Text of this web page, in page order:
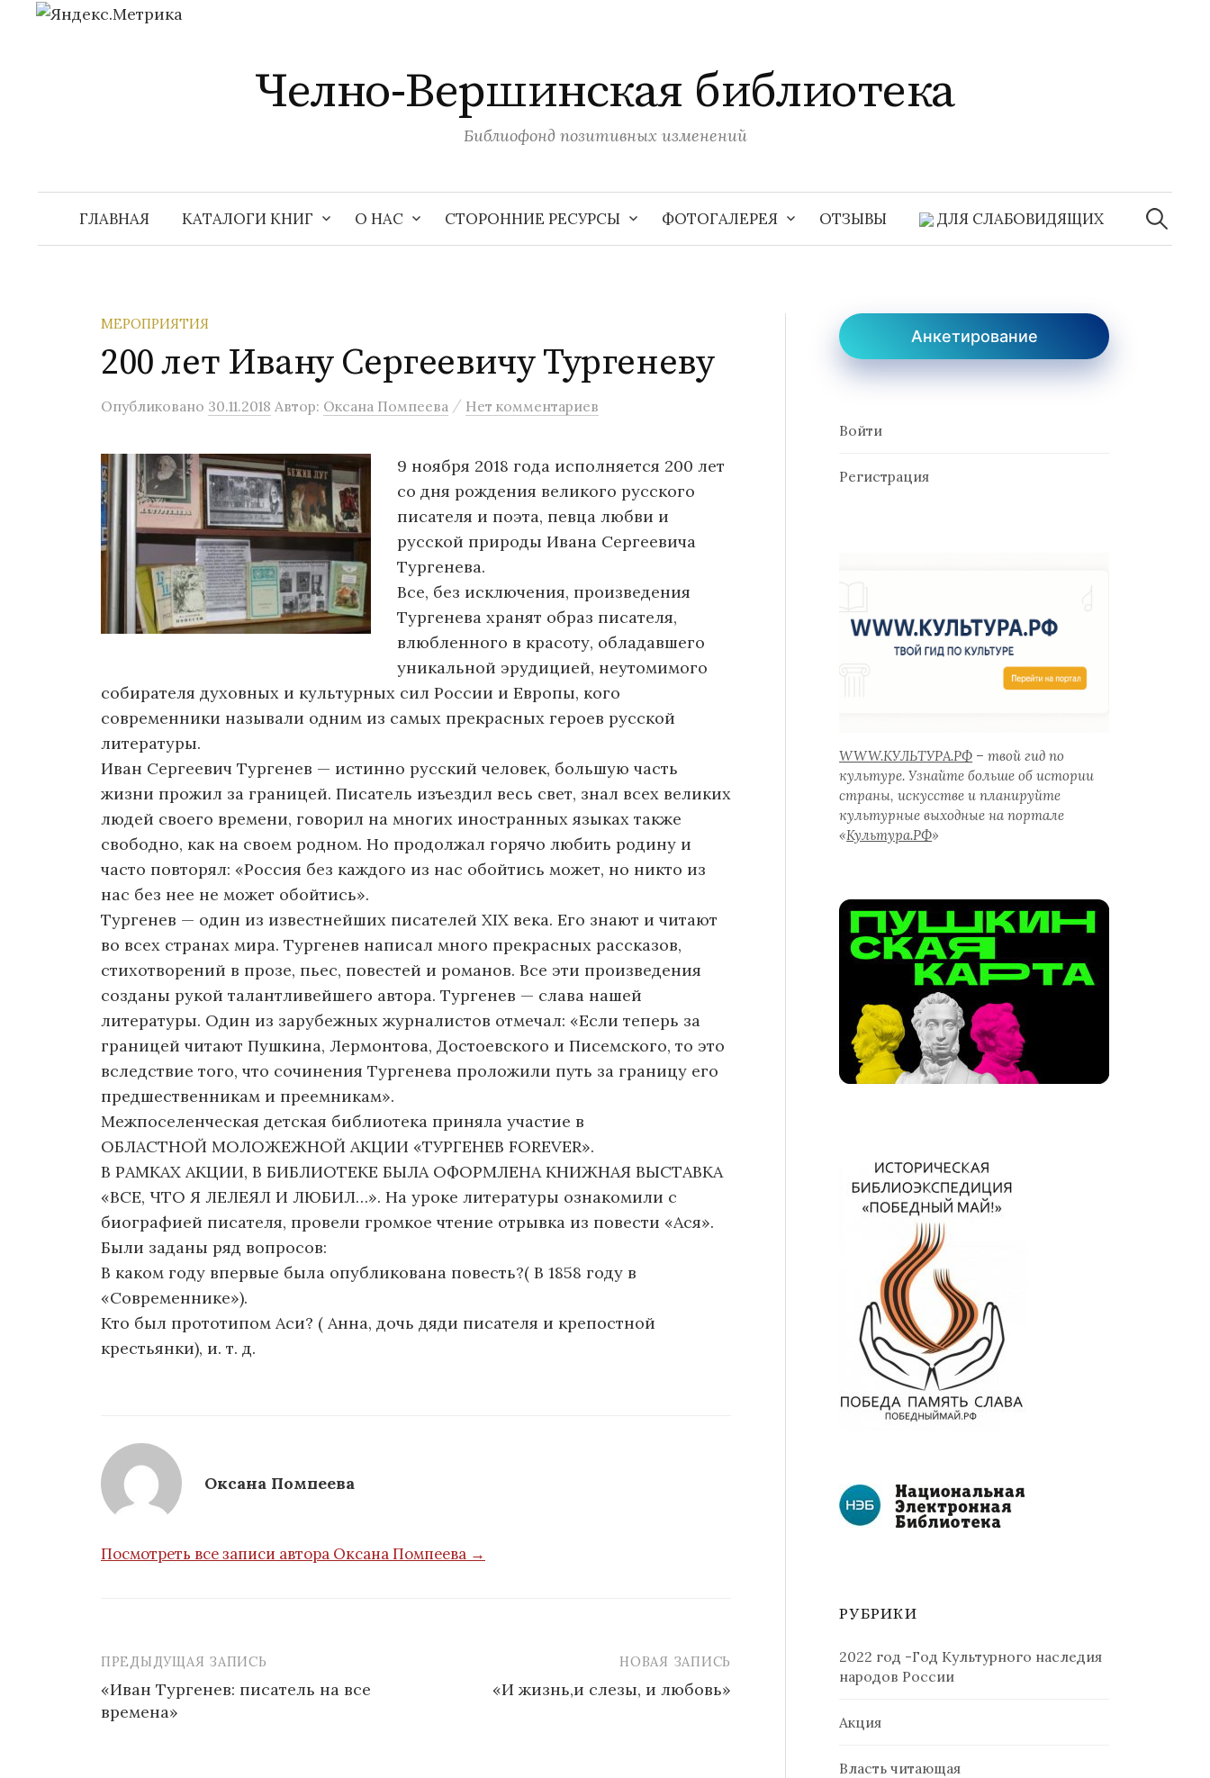
Челно-Вершинская библиотека
Библиофонд позитивных изменений
ГЛАВНАЯ КАТАЛОГИ КНИГ О НАС СТОРОННИЕ РЕСУРСЫ ФОТОГАЛЕРЕЯ ОТЗЫВЫ ДЛЯ СЛАБОВИДЯЩИХ
Найти:
МЕРОПРИЯТИЯ
200 лет Ивану Сергеевичу Тургеневу
Опубликовано 30.11.2018 Автор: Оксана Помпеева / Нет комментариев
9 ноября 2018 года исполняется 200 лет
со дня рождения великого русского
писателя и поэта, певца любви и
русской природы Ивана Сергеевича
Тургенева.
Все, без исключения, произведения
Тургенева хранят образ писателя,
влюбленного в красоту, обладавшего
уникальной эрудицией, неутомимого
собирателя духовных и культурных сил России и Европы, кого
современники называли одним из самых прекрасных героев русской
литературы.
Иван Сергеевич Тургенев — истинно русский человек, большую часть
жизни прожил за границей. Писатель изъездил весь свет, знал всех великих
людей своего времени, говорил на многих иностранных языках также
свободно, как на своем родном. Но продолжал горячо любить родину и
часто повторял: «Россия без каждого из нас обойтись может, но никто из
нас без нее не может обойтись».
Тургенев — один из известнейших писателей XIX века. Его знают и читают
во всех странах мира. Тургенев написал много прекрасных рассказов,
стихотворений в прозе, пьес, повестей и романов. Все эти произведения
созданы рукой талантливейшего автора. Тургенев — слава нашей
литературы. Один из зарубежных журналистов отмечал: «Если теперь за
границей читают Пушкина, Лермонтова, Достоевского и Писемского, то это
вследствие того, что сочинения Тургенева проложили путь за границу его
предшественникам и преемникам».
Межпоселенческая детская библиотека приняла участие в
ОБЛАСТНОЙ МОЛОЖЕЖНОЙ АКЦИИ «ТУРГЕНЕВ FOREVER».
В РАМКАХ АКЦИИ, В БИБЛИОТЕКЕ БЫЛА ОФОРМЛЕНА КНИЖНАЯ ВЫСТАВКА
«ВСЕ, ЧТО Я ЛЕЛЕЯЛ И ЛЮБИЛ…». На уроке литературы ознакомили с
биографией писателя, провели громкое чтение отрывка из повести «Ася».
Были заданы ряд вопросов:
В каком году впервые была опубликована повесть?( В 1858 году в
«Современнике»).
Кто был прототипом Аси? ( Анна, дочь дяди писателя и крепостной
крестьянки), и. т. д.
Оксана Помпеева
Посмотреть все записи автора Оксана Помпеева →
Навигация
по
ПРЕДЫДУЩАЯ ЗАПИСЬ
«Иван Тургенев: писатель на все
времена»
НОВАЯ ЗАПИСЬ
«И жизнь,и слезы, и любовь»
Анкетирование
Войти
Регистрация
WWW.КУЛЬТУРА.РФ – твой гид по
культуре. Узнайте больше об истории
страны, искусстве и планируйте
культурные выходные на портале
«Культура.РФ»
РУБРИКИ
2022 год -Год Культурного наследия
народов России
Акция
Власть читающая